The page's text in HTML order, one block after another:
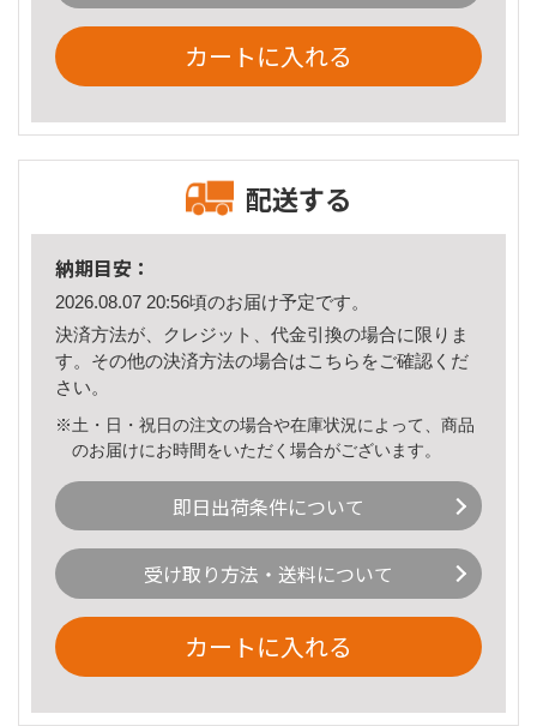
カートに入れる
配送する
納期目安：
2026.08.07 20:56頃のお届け予定です。
決済方法が、クレジット、代金引換の場合に限りま
す。その他の決済方法の場合はこちら をご確認くだ
さい。
※土・日・祝日の注文の場合や在庫状況によって、商品
のお届けにお時間をいただく場合がございます。
即日出荷条件について
受け取り方法・送料について
カートに入れる